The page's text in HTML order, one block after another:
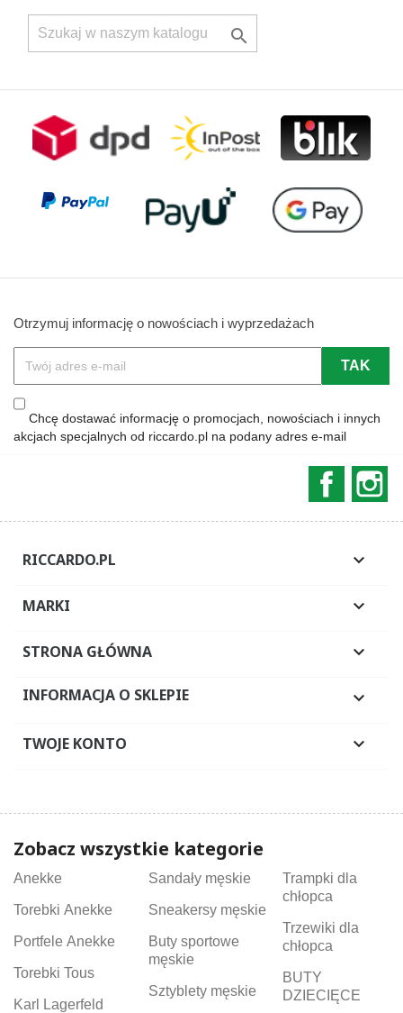

Otrzymuj informację o nowościach i wyprzedażach
Chcę dostawać informację o promocjach, nowościach i innych
akcjach specjalnych od riccardo.pl na podany adres e-mail
RICCARDO.PL 
MARKI 
STRONA GŁÓWNA 
INFORMACJA O SKLEPIE 
TWOJE KONTO 
Zobacz wszystkie kategorie
Anekke
Torebki Anekke
Portfele Anekke
Torebki Tous
Karl Lagerfeld
Sandały męskie
Sneakersy męskie
Buty sportowe
męskie
Sztyblety męskie
Trampki dla
chłopca
Trzewiki dla
chłopca
BUTY
DZIECIĘCE